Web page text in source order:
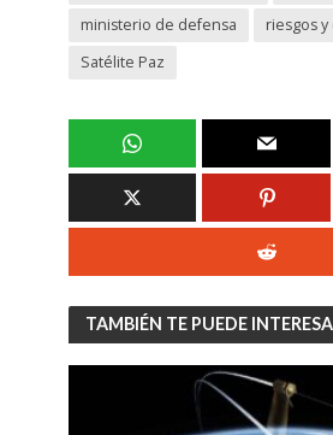
ministerio de defensa
riesgos
Satélite Paz
TAMBIÉN TE PUEDE